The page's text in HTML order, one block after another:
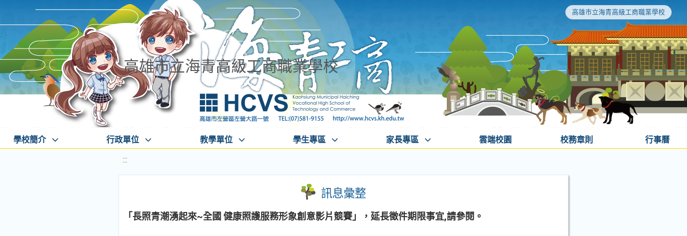
高雄市立海青高級工商職業學校
高雄市立海青高級工商職業學校
學校簡介 行政單位 教學單位 學生專區 家長專區 雲端校園 校務章則 行事曆
:::
訊息彙整
「長照青潮湧起來~全國 健康照護服務形象創意影片競賽」，延長徵件期限事宜,請參閱。